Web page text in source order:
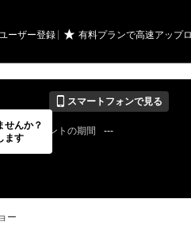
ーザー登録 ★ 有料プランで高速アップ
📱 スマートフォンで見る
イベントの期間
---
枚
ー
せんか？
ます